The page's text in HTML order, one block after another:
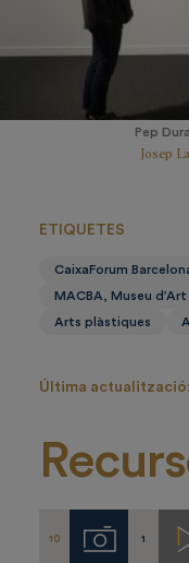
Pep
Josep
ETIQUETES
CaixaForum
MACBA, Museu
Arts plàstiques
Última actualització:
10 Imágenes
1